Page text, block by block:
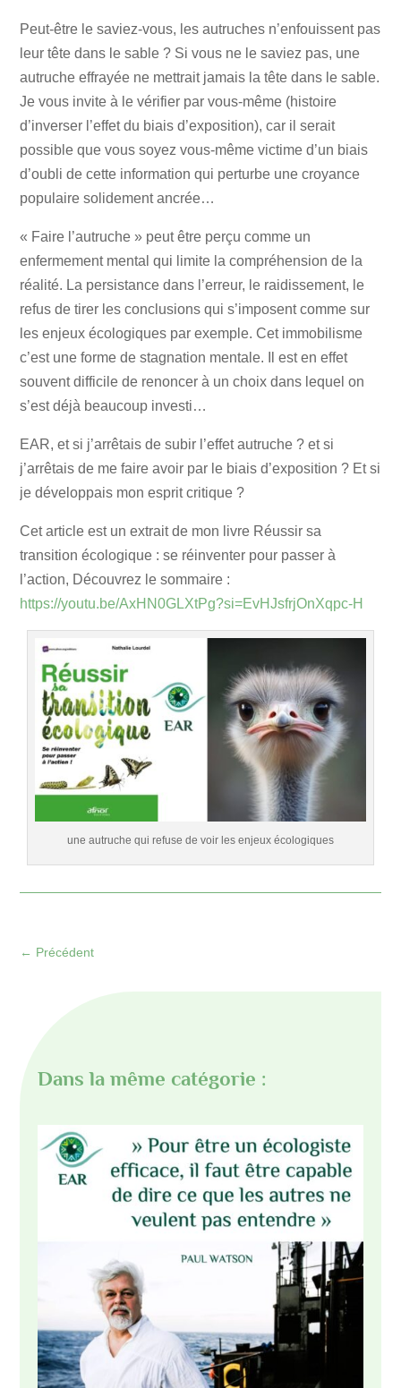
Peut-être le saviez-vous, les autruches n’enfouissent pas
leur tête dans le sable ? Si vous ne le saviez pas, une
autruche effrayée ne mettrait jamais la tête dans le sable.
Je vous invite à le vérifier par vous-même (histoire
d’inverser l’effet du biais d’exposition), car il serait
possible que vous soyez vous-même victime d’un biais
d’oubli de cette information qui perturbe une croyance
populaire solidement ancrée…
« Faire l’autruche » peut être perçu comme un
enfermement mental qui limite la compréhension de la
réalité. La persistance dans l’erreur, le raidissement, le
refus de tirer les conclusions qui s’imposent comme sur
les enjeux écologiques par exemple. Cet immobilisme
c’est une forme de stagnation mentale. Il est en effet
souvent difficile de renoncer à un choix dans lequel on
s’est déjà beaucoup investi…
EAR, et si j’arrêtais de subir l’effet autruche ? et si
j’arrêtais de me faire avoir par le biais d’exposition ? Et si
je développais mon esprit critique ?
Cet article est un extrait de mon livre Réussir sa
transition écologique : se réinventer pour passer à
l’action, Découvrez le sommaire :
https://youtu.be/AxHN0GLXtPg?si=EvHJsfrjOnXqpc-H
une autruche qui refuse de voir les enjeux écologiques
← Précédent
Dans la même catégorie :